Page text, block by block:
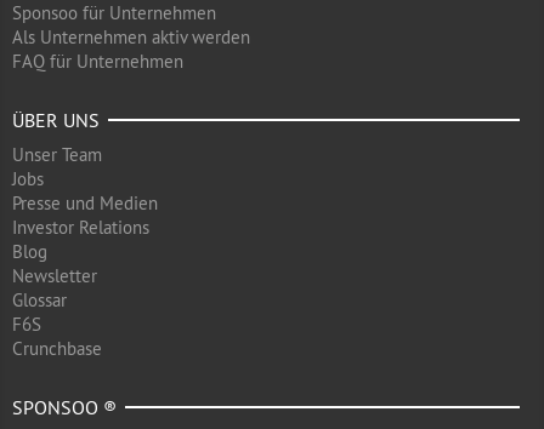
Sponsoo für Unternehmen
Als Unternehmen aktiv werden
FAQ für Unternehmen
ÜBER UNS
Unser Team
Jobs
Presse und Medien
Investor Relations
Blog
Newsletter
Glossar
F6S
Crunchbase
SPONSOO ®